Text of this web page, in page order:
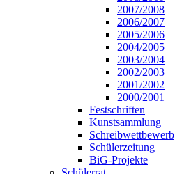
2007/2008
2006/2007
2005/2006
2004/2005
2003/2004
2002/2003
2001/2002
2000/2001
Festschriften
Kunstsammlung
Schreibwettbewerb
Schülerzeitung
BiG-Projekte